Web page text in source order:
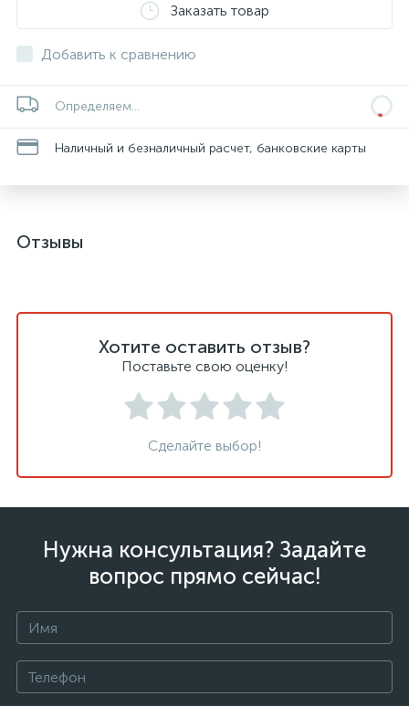
Заказать товар
Добавить к сравнению
Определяем...
Наличный и безналичный расчет, банковские карты
Отзывы
Хотите оставить отзыв?
Поставьте свою оценку!
Сделайте выбор!
Нужна консультация? Задайте
вопрос прямо сейчас!